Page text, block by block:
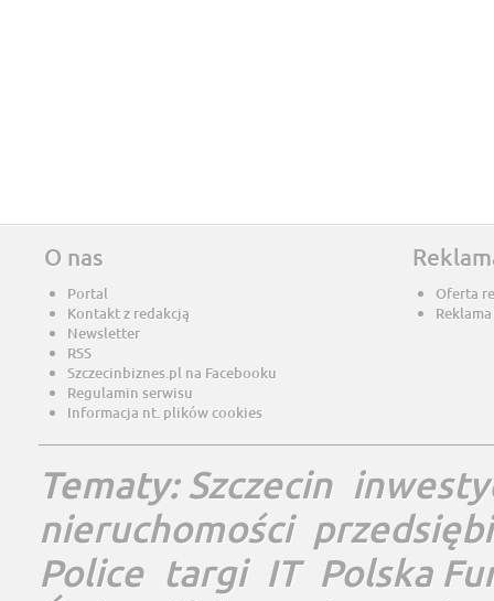
O nas
Portal
Kontakt z redakcją
Newsletter
RSS
Szczecinbiznes.pl na Facebooku
Regulamin serwisu
Informacja nt. plików cookies
Oferta
Tematy:Szczecin
nieruchomości
Police targi IT Polska